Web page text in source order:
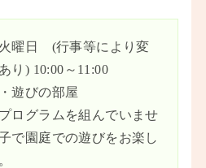
曜日 (行事等により変
り) 10:00～11:00
遊びの部屋
ログラムを組んでいませ
で園庭での遊びをお楽し